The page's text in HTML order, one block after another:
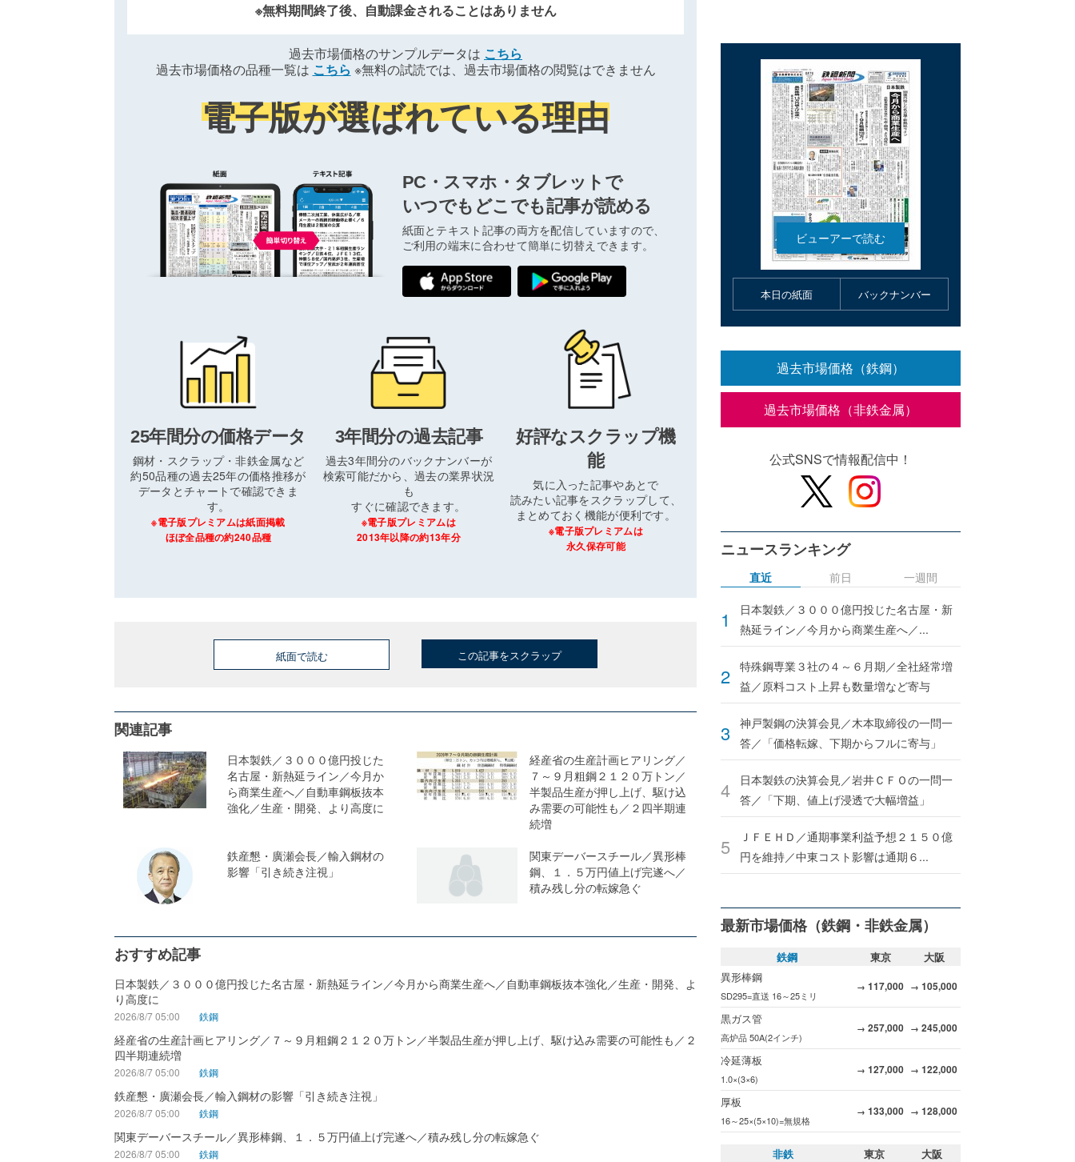
※無料期間終了後、自動課金されることはありません
過去市場価格のサンプルデータは こちら
過去市場価格の品種一覧は こちら ※無料の試読では、過去市場価格の閲覧はできません
電子版が選ばれている理由
PC・スマホ・タブレットで
いつでもどこでも記事が読める
紙面とテキスト記事の両方を配信していますので、
ご利用の端末に合わせて簡単に切替えできます。
25年間分の価格データ
鋼材・スクラップ・非鉄金属など
約50品種の過去25年の価格推移が
データとチャートで確認できま
す。
※電子版プレミアムは紙面掲載
ほぼ全品種の約240品種
3年間分の過去記事
過去3年間分のバックナンバーが
検索可能だから、過去の業界状況
も
すぐに確認できます。
※電子版プレミアムは
2013年以降の約13年分
好評なスクラップ機
能
気に入った記事やあとで
読みたい記事をスクラップして、
まとめておく機能が便利です。
※電子版プレミアムは
永久保存可能
紙面で読む この記事をスクラップ
関連記事
日本製鉄／３０００億円投じた
名古屋・新熱延ライン／今月か
ら商業生産へ／自動車鋼板抜本
強化／生産・開発、より高度に
経産省の生産計画ヒアリング／
７～９月粗鋼２１２０万トン／
半製品生産が押し上げ、駆け込
み需要の可能性も／２四半期連
続増
鉄産懇・廣瀬会長／輸入鋼材の
影響「引き続き注視」
関東デーバースチール／異形棒
鋼、１．５万円値上げ完遂へ／
積み残し分の転嫁急ぐ
おすすめ記事
日本製鉄／３０００億円投じた名古屋・新熱延ライン／今月から商業生産へ／自動車鋼板抜本強化／生産・開発、よ
り高度に
2026/8/7 05:00 鉄鋼
経産省の生産計画ヒアリング／７～９月粗鋼２１２０万トン／半製品生産が押し上げ、駆け込み需要の可能性も／２
四半期連続増
2026/8/7 05:00 鉄鋼
鉄産懇・廣瀬会長／輸入鋼材の影響「引き続き注視」
2026/8/7 05:00 鉄鋼
関東デーバースチール／異形棒鋼、１．５万円値上げ完遂へ／積み残し分の転嫁急ぐ
2026/8/7 05:00 鉄鋼
本日の紙面 バックナンバー
過去市場価格（鉄鋼）
過去市場価格（非鉄金属）
公式SNSで情報配信中！
ニュースランキング
直近
日本製鉄／３０００億円投じた名古屋・新
熱延ライン／今月から商業生産へ／...
特殊鋼専業３社の４～６月期／全社経常増
益／原料コスト上昇も数量増など寄与
神戸製鋼の決算会見／木本取締役の一問一
答／「価格転嫁、下期からフルに寄与」
日本製鉄の決算会見／岩井ＣＦＯの一問一
答／「下期、値上げ浸透で大幅増益」
ＪＦＥＨＤ／通期事業利益予想２１５０億
円を維持／中東コスト影響は通期６...
前日 一週間
最新市場価格（鉄鋼・非鉄金属）
鉄鋼 東京
大阪
異形棒鋼
SD295=直送 16～25ミリ
→ 117,000 → 105,000
黒ガス管
高炉品 50A(2インチ)
→ 257,000 → 245,000
冷延薄板
1.0×(3×6)
→ 127,000 → 122,000
厚板
16～25×(5×10)=無規格
→ 133,000 → 128,000
非鉄 東京
大阪